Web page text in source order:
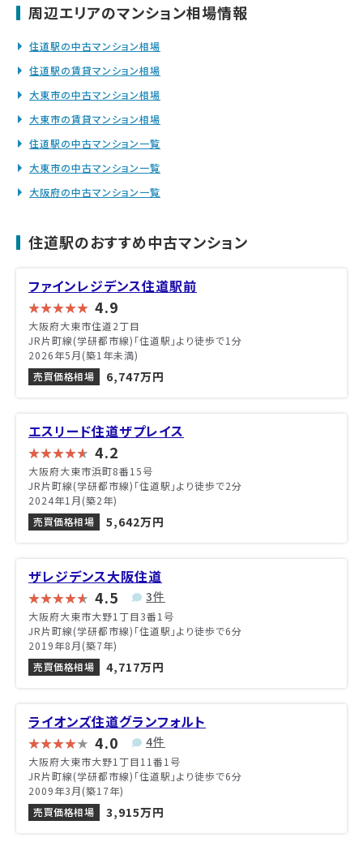
周辺エリアのマンション相場情報
住道駅の中古マンション相場
住道駅の賃貸マンション相場
大東市の中古マンション相場
大東市の賃貸マンション相場
住道駅の中古マンション一覧
大東市の中古マンション一覧
大阪府の中古マンション一覧
住道駅のおすすめ中古マンション
ファインレジデンス住道駅前
4.9
大阪府大東市住道2丁目
JR片町線(学研都市線)「住道駅」より徒歩で1分
2026年5月(築1年未満)
売買価格相場
6,747万円
エスリード住道ザプレイス
4.2
大阪府大東市浜町8番15号
JR片町線(学研都市線)「住道駅」より徒歩で2分
2024年1月(築2年)
売買価格相場
5,642万円
ザレジデンス大阪住道
4.5 3件
大阪府大東市大野1丁目3番1号
JR片町線(学研都市線)「住道駅」より徒歩で6分
2019年8月(築7年)
売買価格相場
4,717万円
ライオンズ住道グランフォルト
4.0 4件
大阪府大東市大野1丁目11番1号
JR片町線(学研都市線)「住道駅」より徒歩で6分
2009年3月(築17年)
売買価格相場
3,915万円